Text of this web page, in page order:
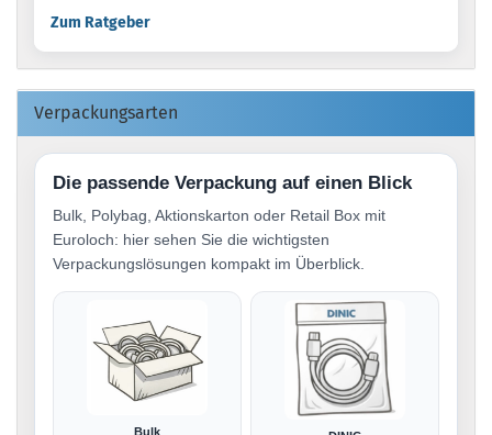
Zum Ratgeber
Verpackungsarten
Die passende Verpackung auf einen Blick
Bulk, Polybag, Aktionskarton oder Retail Box mit
Euroloch: hier sehen Sie die wichtigsten
Verpackungslösungen kompakt im Überblick.
Bulk